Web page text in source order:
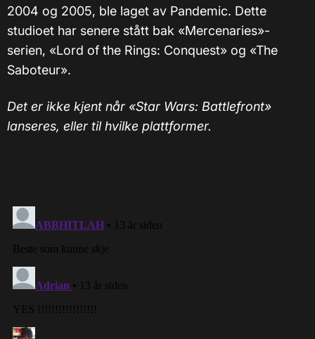
2004 og 2005, ble laget av Pandemic. Dette
studioet har senere stått bak «Mercenaries»-
serien, «Lord of the Rings: Conquest» og «The
Saboteur».
Det er ikke kjent når «Star Wars: Battlefront»
lanseres, eller til hvilke plattformer.